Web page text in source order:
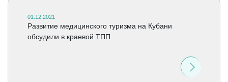
01.12.2021
Развитие медицинского туризма на Кубани
обсудили в краевой ТПП